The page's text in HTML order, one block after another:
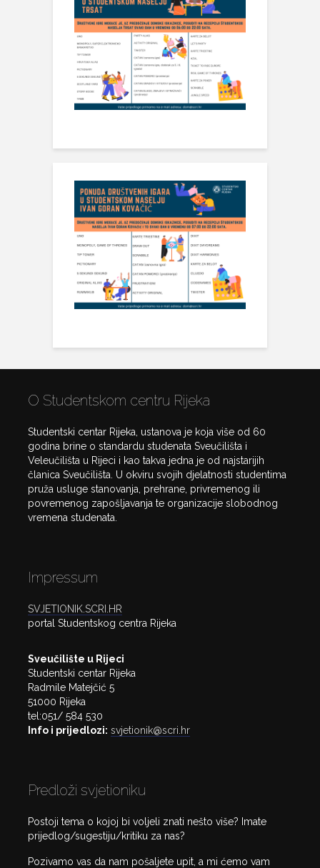
O Studentskom centru Rijeka
Studentski centar Rijeka, ustanova je koja više od 60
godina brine o standardu studenata Sveučilišta i
Veleučilišta u Rijeci i kao takva jedna je od najstarijih
članica Sveučilišta. U okviru svojih djelatnosti studentima
pruža usluge stanovanja, prehrane, privremenog ili
povremenog zapošljavanja te organizacije slobodnog
vremena studenata.
Impressum
SVJETIONIK.SCRI.HR
portal Studentskog centra Rijeka
Sveučilište u Rijeci
Studentski centar Rijeka
Radmile Matejčić 5
51000 Rijeka
tel:051/ 584 530
Info i prijedlozi: svjetionik@scri.hr
Predloži svjetioniku
Postoji tema o kojoj bi voljeli znati nešto više? Imate
prijedlog/sugestiju/kritiku za nas?
Pozivamo vas da nam pošaljete upit, a mi ćemo vam